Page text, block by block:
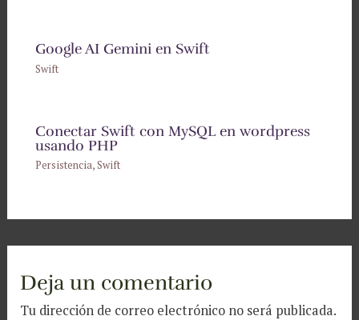
Google AI Gemini en Swift
Swift
Conectar Swift con MySQL en wordpress
usando PHP
Persistencia,Swift
Deja un comentario
Tu dirección de correo electrónico no será publicada.